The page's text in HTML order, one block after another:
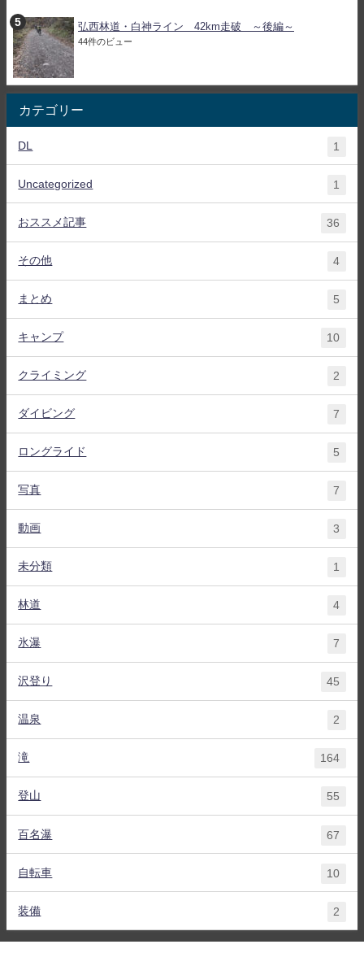
弘西林道・白神ライン 42km走破 ～後編～
44件のビュー
カテゴリー
DL 1
Uncategorized 1
おススメ記事 36
その他 4
まとめ 5
キャンプ 10
クライミング 2
ダイビング 7
ロングライド 5
写真 7
動画 3
未分類 1
林道 4
氷瀑 7
沢登り 45
温泉 2
滝 164
登山 55
百名瀑 67
自転車 10
装備 2